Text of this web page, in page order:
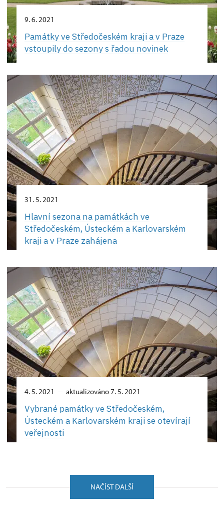
9. 6. 2021
Památky ve Středočeském kraji a v Praze
vstoupily do sezony s řadou novinek
31. 5. 2021
Hlavní sezona na památkách ve
Středočeském, Ústeckém a Karlovarském
kraji a v Praze zahájena
4. 5. 2021 aktualizováno 7. 5. 2021
Vybrané památky ve Středočeském,
Ústeckém a Karlovarském kraji se otevírají
veřejnosti
NAČÍST DALŠÍ